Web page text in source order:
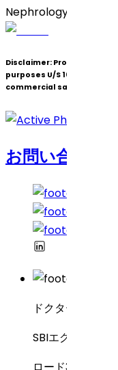
Nephrology
Disclaimer: Products
purposes U/S 107A of the
commercial sale.
お問い合わせ
ドクター・レデ
SBIエグゼクテ
ロード3号線、グ